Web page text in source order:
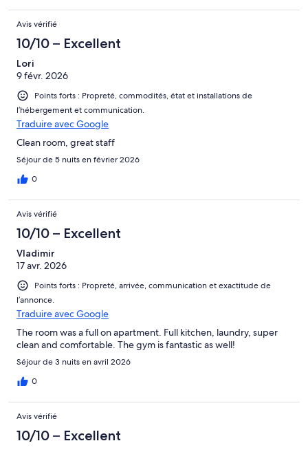
Avis vérifié
10/10 – Excellent
Lori
9 févr. 2026
Points forts : Propreté, commodités, état et installations de
l’hébergement et communication.
Traduire avec Google
Clean room, great staff
Séjour de 5 nuits en février 2026
0
Avis vérifié
10/10 – Excellent
Vladimir
17 avr. 2026
Points forts : Propreté, arrivée, communication et exactitude de
l’annonce.
Traduire avec Google
The room was a full on apartment. Full kitchen, laundry, super
clean and comfortable. The gym is fantastic as well!
Séjour de 3 nuits en avril 2026
0
Avis vérifié
10/10 – Excellent